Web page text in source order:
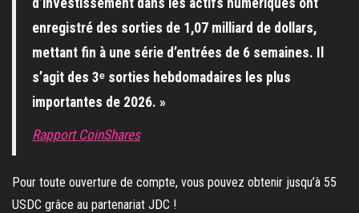
d’investissement dans les actifs numériques ont
enregistré des sorties de 1,07 milliard de dollars,
mettant fin à une série d’entrées de 6 semaines. Il
s’agit des 3ᵉ sorties hebdomadaires les plus
importantes de 2026. »
Rapport CoinShares
Pour toute ouverture de compte, vous pouvez obtenir jusqu’à 55
USDC grâce au partenariat JDC !